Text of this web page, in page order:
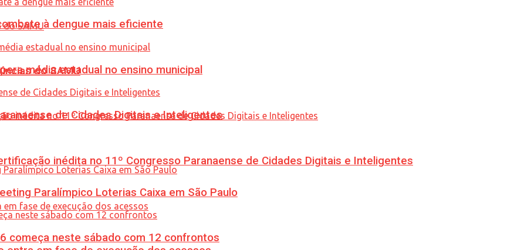
do SAMU
inédita no 11º Congresso Paranaense de Cidades Digitais e Inteligentes
à dengue mais eficiente
média estadual no ensino municipal
de Cidades Digitais e Inteligentes
Paralímpico Loterias Caixa em São Paulo
começa neste sábado com 12 confrontos